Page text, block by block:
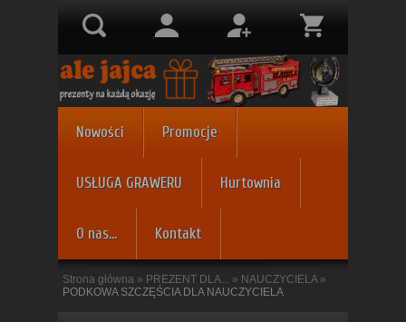
Nowości Promocje
USŁUGA GRAWERU Hurtownia
O nas... Kontakt
Strona główna » PREZENT DLA... » NAUCZYCIELA»
PODKOWA SZCZĘŚCIA DLA NAUCZYCIELA